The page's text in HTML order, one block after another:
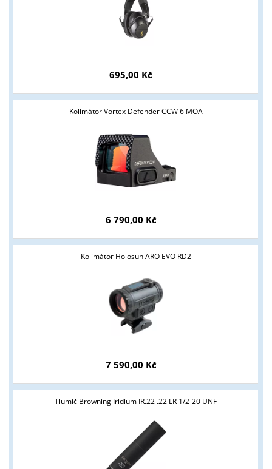
695,00 Kč
Kolimátor Vortex Defender CCW 6 MOA
6 790,00 Kč
Kolimátor Holosun ARO EVO RD2
7 590,00 Kč
Tlumič Browning Iridium IR.22 .22 LR 1/2-20 UNF
Tyto stránky jsou určeny pouze odborné veřejnosti od 18 let a
podnikatelům v oblasti zbraně a střelivo. Splňujete tyto
ANO NE